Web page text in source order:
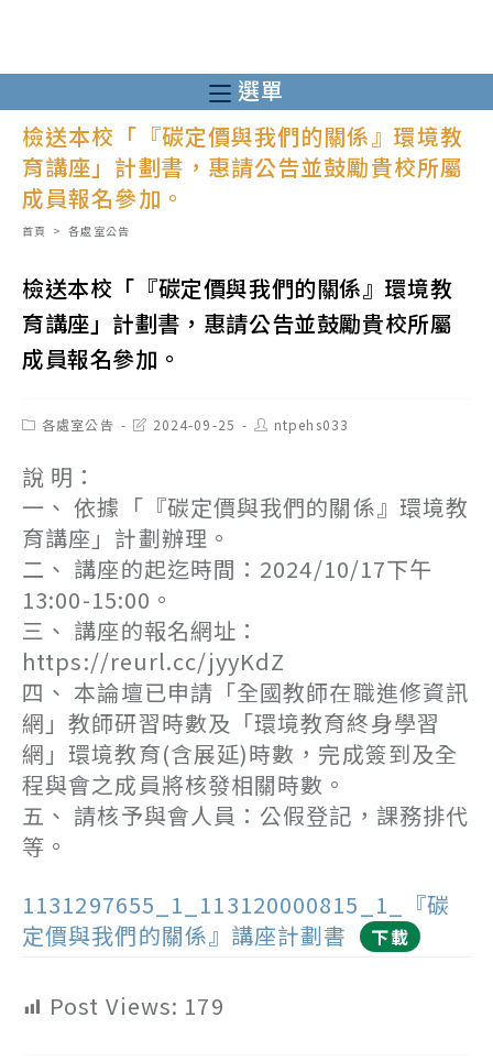
至
主
容
選單
檢送本校「『碳定價與我們的關係』環境教
育講座」計劃書，惠請公告並鼓勵貴校所屬
成員報名參加。
首頁 > 各處室公告
檢送本校「『碳定價與我們的關係』環境教
育講座」計劃書，惠請公告並鼓勵貴校所屬
成員報名參加。
Post各處室公告
Post2024-09-25
Post
author:
ntpehs033
說 明：
一、 依據「『碳定價與我們的關係』環境教
育講座」計劃辦理。
二、 講座的起迄時間：2024/10/17下午
13:00-15:00。
三、 講座的報名網址：
https://reurl.cc/jyyKdZ
四、 本論壇已申請「全國教師在職進修資訊
網」教師研習時數及「環境教育終身學習
網」環境教育(含展延)時數，完成簽到及全
程與會之成員將核發相關時數。
五、 請核予與會人員：公假登記，課務排代
等。
1131297655_1_113120000815_1_『碳
定價與我們的關係』講座計劃書
下載
Post Views: 179